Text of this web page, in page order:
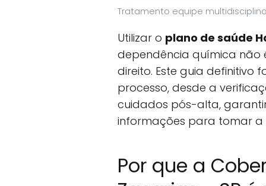
Tratamento equipe
Utilizar o plano de saúde
dependência química não
direito. Este guia
processo, desde a
cuidados pós-alta,
informações para tomar a
Por que a